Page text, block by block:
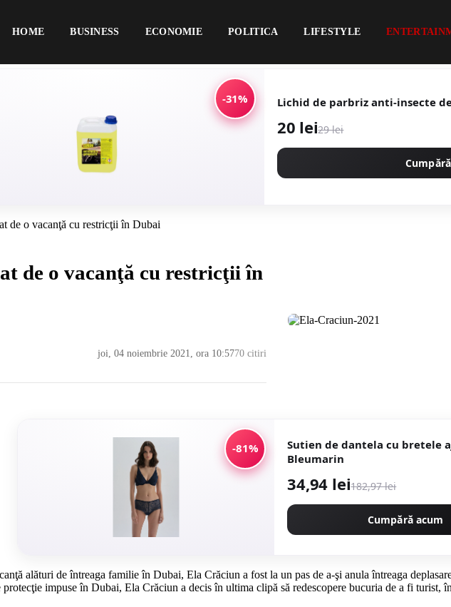
HOME BUSINESS ECONOMIE POLITICA LIFESTYLE
-31% Lichid de parbriz anti-insecte
20 lei29 lei
de o vacanţă cu restricţii în Dubai
de o vacanţă cu restricţii în
joi, 04 noiembrie 2021, ora 10:5770 citiri
-81%
Sutien de dantela cu bretele
Bleumarin
34,94 lei182,97 lei
Cumpără acum
alături de întreaga familie în Dubai, Ela Crăciun a fost la un pas de a-şi anula întreaga
impuse în Dubai, Ela Crăciun a decis în ultima clipă să redescopere bucuria de a fi turist,